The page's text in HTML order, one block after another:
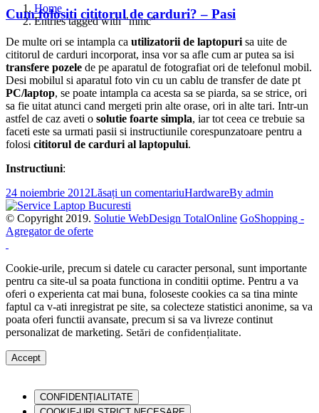
Home
Entries tagged with "mmc"
Cum folositi cititorul de carduri? – Pasi
De multe ori se intampla ca utilizatorii de laptopuri sa uite de
cititorul de carduri incorporat, insa vor sa afle cum ar putea sa isi
transfere pozele de pe aparatul de fotografiat ori de telefonul mobil.
Desi mobilul si aparatul foto vin cu un cablu de transfer de date pt
PC/laptop, se poate intampla ca acesta sa se piarda, sa se strice, ori
sa fie uitat atunci cand mergeti prin alte orase, ori in alte tari. Intr-un
astfel de caz aveti o solutie foarte simpla, iar tot ceea ce trebuie sa
faceti este sa urmati pasii si instructiunile corespunzatoare pentru a
folosi cititorul de carduri al laptopului.
Instructiuni:
24 noiembrie 2012Lăsați un comentariuHardwareBy admin
© Copyright 2019. Solutie WebDesign TotalOnline GoShopping -
Agregator de oferte
Cookie-urile, precum si datele cu caracter personal, sunt importante
pentru ca site-ul sa poata functiona in conditii optime. Pentru a va
oferi o experienta cat mai buna, foloseste cookies ca sa tina minte
faptul ca v-ati inregistrat pe site, sa colecteze statistici anonime, sa va
poata oferi functii avansate, precum si sa va livreze continut
personalizat de marketing. Setări de confidențialitate.
Accept
CONFIDENȚIALITATE